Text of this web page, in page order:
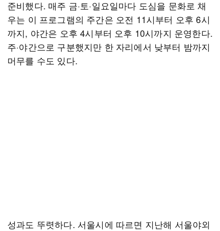
준비했다. 매주 금·토·일요일마다 도심을 문화로 채
우는 이 프로그램의 주간은 오전 11시부터 오후 6시
까지, 야간은 오후 4시부터 오후 10시까지 운영한다.
주·야간으로 구분했지만 한 자리에서 낮부터 밤까지
머무를 수도 있다.
성과도 뚜렷하다. 서울시에 따르면 지난해 서울야외